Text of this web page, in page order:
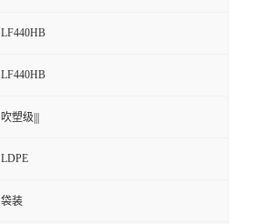
LF440HB
LF440HB
吹塑级|||
LDPE
袋装